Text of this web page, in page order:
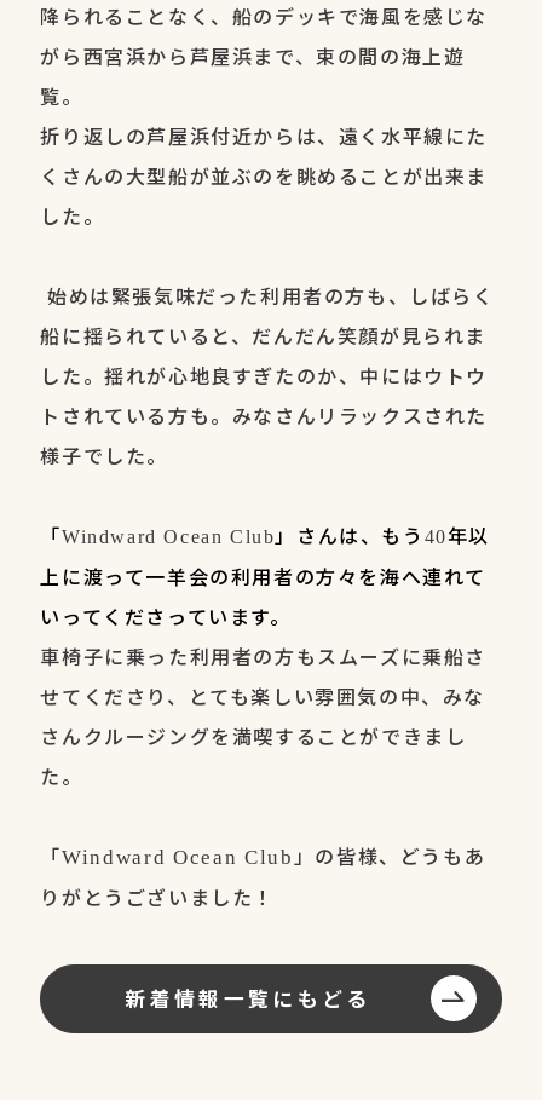
降られることなく、船のデッキで海風を感じな
がら西宮浜から芦屋浜まで、束の間の海上遊
覧。
折り返しの芦屋浜付近からは、遠く水平線にた
くさんの大型船が並ぶのを眺めることが出来ま
した。
始めは緊張気味だった利用者の方も、しばらく
船に揺られていると、だんだん笑顔が見られま
した。揺れが心地良すぎたのか、中にはウトウ
トされている方も。みなさんリラックスされた
様子でした。
「Windward Ocean Club」さんは、もう 40年以
上に渡って一羊会の利用者の方々を海へ連れて
いってくださっています。
車椅子に乗った利用者の方もスムーズに乗船さ
せてくださり、とても楽しい雰囲気の中、みな
さんクルージングを満喫することができまし
た。
「Windward Ocean Club」の皆様、どうもあ
りがとうございました！
新着情報一覧にもどる